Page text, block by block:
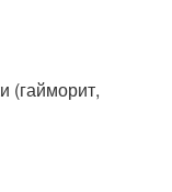
(гайморит,